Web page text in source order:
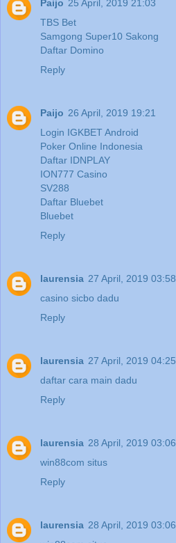
Paijo 25 April, 2019 21:03
TBS Bet
Samgong Super10 Sakong
Daftar Domino
Reply
Paijo 26 April, 2019 19:21
Login IGKBET Android
Poker Online Indonesia
Daftar IDNPLAY
ION777 Casino
SV288
Daftar Bluebet
Bluebet
Reply
laurensia 27 April, 2019 03:58
casino sicbo dadu
Reply
laurensia 27 April, 2019 04:25
daftar cara main dadu
Reply
laurensia 28 April, 2019 03:06
win88com situs
Reply
laurensia 28 April, 2019 03:06